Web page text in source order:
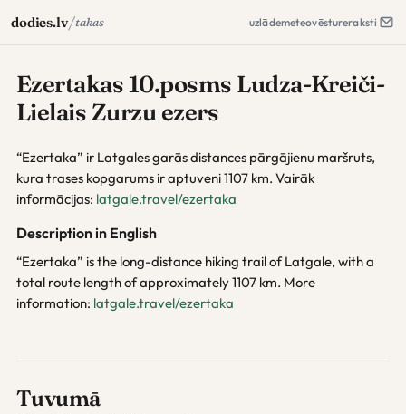
dodies.lv/takas uzlādemeteovēstureraksti
Ezertakas 10.posms Ludza-Kreiči-
Lielais Zurzu ezers
“Ezertaka” ir Latgales garās distances pārgājienu maršruts,
kura trases kopgarums ir aptuveni 1107 km. Vairāk
informācijas: latgale.travel/ezertaka
Description in English
“Ezertaka” is the long-distance hiking trail of Latgale, with a
total route length of approximately 1107 km. More
information: latgale.travel/ezertaka
Tuvumā